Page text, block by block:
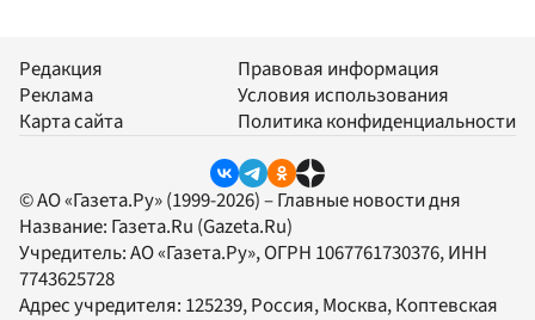
Редакция
Реклама
Карта сайта
Правовая информация
Условия использования
Политика конфиденциальности
© АО «Газета.Ру» (1999-2026) – Главные новости дня
Название: Газета.Ru (Gazeta.Ru)
Учредитель:АО «Газета.Ру», ОГРН 1067761730376, ИНН
7743625728
Адрес учредителя: 125239, Россия, Москва, Коптевская